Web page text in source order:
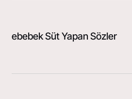
ebebek Süt Yapan Sözler